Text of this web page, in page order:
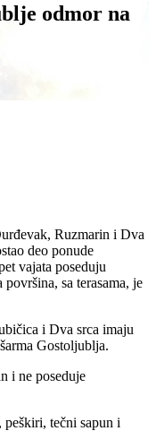
odmor na
Ruzmarin i Dva
deo ponude
vajata poseduju
sa terasama, je
i Dva srca imaju
Gostoljublja.
i ne poseduje
tečni sapun i